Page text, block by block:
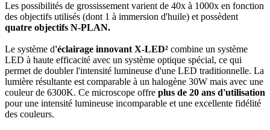
Les possibilités de grossissement varient de 40x à 1000x en fonction
des objectifs utilisés (dont 1 à immersion d'huile) et possèdent
quatre objectifs N-PLAN.
Le système d'éclairage innovant X-LED² combine un système
LED à haute efficacité avec un système optique spécial, ce qui
permet de doubler l'intensité lumineuse d'une LED traditionnelle. La
lumière résultante est comparable à un halogène 30W mais avec une
couleur de 6300K. Ce microscope offre plus de 20 ans d'utilisation
pour une intensité lumineuse incomparable et une excellente fidélité
des couleurs.